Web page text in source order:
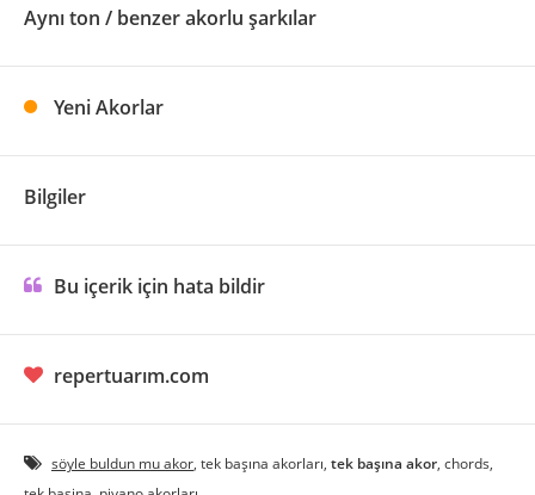
Aynı ton / benzer akorlu şarkılar
Yeni Akorlar
Bilgiler
Bu içerik için hata bildir
repertuarım.com
söyle buldun mu akor, tek başına akorları, tek başına akor, chords,